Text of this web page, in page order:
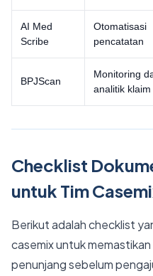
AI Med
Scribe
Otomatisasi
pencatatan
BPJScan
Monitoring
analitik klaim
Checklist
untuk Tim
Berikut adalah checklist
casemix untuk
penunjang sebelum